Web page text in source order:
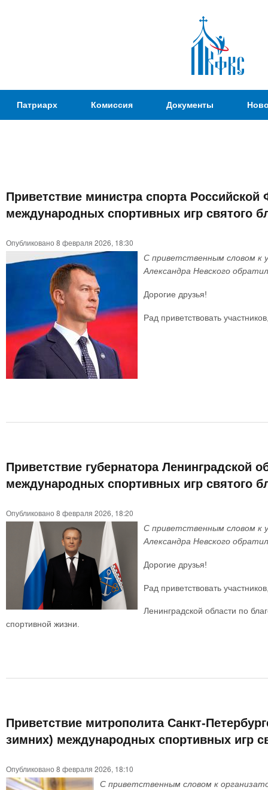
Патриаршая
Комиссия
спорта
Патриарх Комиссия Документы
здесь
Приветствие министра спорта
международных спортивных игр святого
Опубликовано 8 февраля 2026, 18:30
С приветственным словом к
Александра Невского
Дорогие друзья!
Рад приветствовать
Приветствие губернатора Ленинградской
международных спортивных игр святого
Опубликовано 8 февраля 2026, 18:20
С приветственным словом к
Александра Невского
Дорогие друзья!
Рад приветствовать
Ленинградской области по
спортивной жизни.
Приветствие митрополита Санкт-
зимних) международных спортивных игр
Опубликовано 8 февраля 2026, 18:10
С приветственным словом к